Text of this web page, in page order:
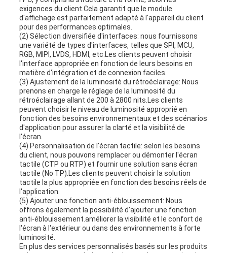
exigences du client.Cela garantit que le module
d'affichage est parfaitement adapté à l'appareil du client
pour des performances optimales.
(2) Sélection diversifiée d'interfaces: nous fournissons
une variété de types d'interfaces, telles que SPI, MCU,
RGB, MIPI, LVDS, HDMI, etc.Les clients peuvent choisir
l'interface appropriée en fonction de leurs besoins en
matière d'intégration et de connexion faciles.
(3) Ajustement de la luminosité du rétroéclairage: Nous
prenons en charge le réglage de la luminosité du
rétroéclairage allant de 200 à 2800 nits.Les clients
peuvent choisir le niveau de luminosité approprié en
fonction des besoins environnementaux et des scénarios
d'application pour assurer la clarté et la visibilité de
l'écran.
(4) Personnalisation de l'écran tactile: selon les besoins
du client, nous pouvons remplacer ou démonter l'écran
tactile (CTP ou RTP) et fournir une solution sans écran
tactile (No TP).Les clients peuvent choisir la solution
tactile la plus appropriée en fonction des besoins réels de
l'application.
(5) Ajouter une fonction anti-éblouissement: Nous
offrons également la possibilité d'ajouter une fonction
anti-éblouissement.améliorer la visibilité et le confort de
l'écran à l'extérieur ou dans des environnements à forte
luminosité.
En plus des services personnalisés basés sur les produits